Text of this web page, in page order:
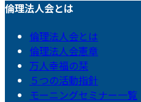
倫理法人会とは
倫理法人会とは
倫理法人会憲章
万人幸福の栞
５つの活動指針
モーニングセミナー一覧